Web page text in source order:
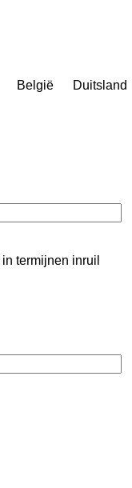
België
Duitsland
in termijnen inruil